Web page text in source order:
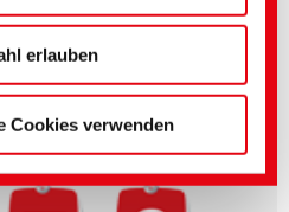
vornehmen.
erlauben
Cookies verwenden
Geschäftsbereich.